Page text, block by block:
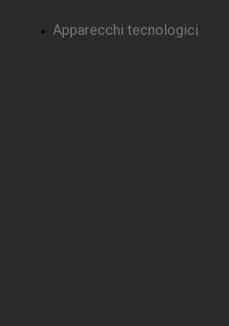
Apparecchi tecnologici